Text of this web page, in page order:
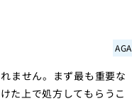
AGA
ません。まず最も重要な
た上で処方してもらうこ